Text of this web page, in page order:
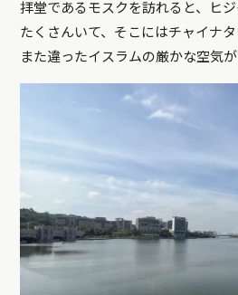
拝堂であるモスクを訪れると、ヒ
たくさんいて、そこにはチャイナ
また違ったイスラムの厳かな空気が